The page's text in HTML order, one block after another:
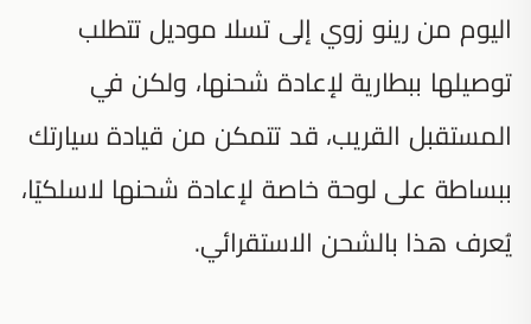
اليوم من رينو زوي إلى تسلا موديل تتطلب
توصيلها ببطارية لإعادة شحنها، ولكن في
المستقبل القريب، قد تتمكن من قيادة سيارتك
ببساطة على لوحة خاصة لإعادة شحنها لاسلكيًا،
يُعرف هذا بالشحن الاستقرائي.